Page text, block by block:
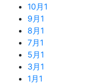
10月 1
9月 1
8月 1
7月 1
5月 1
3月 1
1月 1